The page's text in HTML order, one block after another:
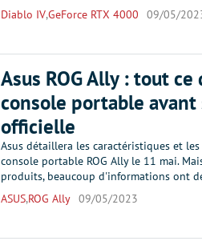
Diablo IV,GeForce RTX 4000 09/05/
Asus ROG Ally : tout ce
console portable
officielle
Asus détaillera les caractéristiques et
console portable ROG Ally le 11 mai.
produits, beaucoup d'informations ont
ASUS,ROG Ally 09/05/2023